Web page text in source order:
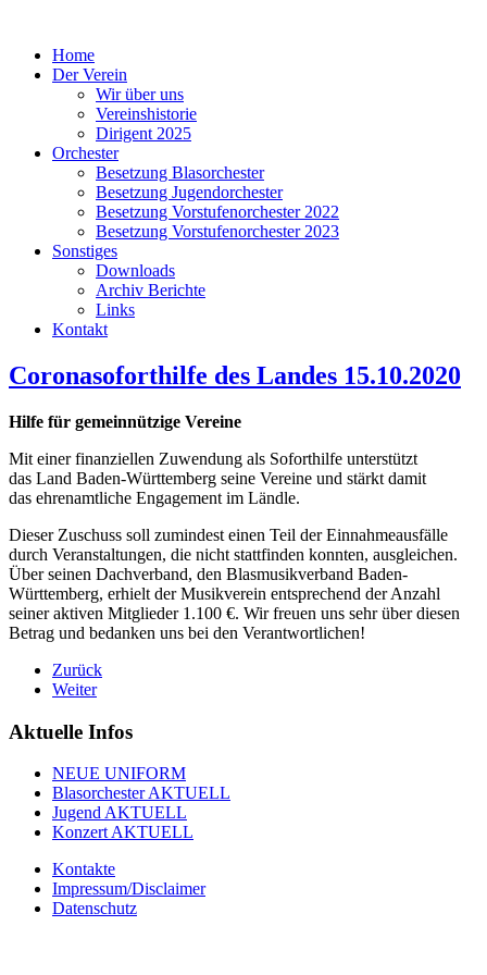
Home
Der Verein
Wir über uns
Vereinshistorie
Dirigent 2025
Orchester
Besetzung Blasorchester
Besetzung Jugendorchester
Besetzung Vorstufenorchester 2022
Besetzung Vorstufenorchester 2023
Sonstiges
Downloads
Archiv Berichte
Links
Kontakt
Coronasoforthilfe des Landes 15.10.2020
Hilfe für gemeinnützige Vereine
Mit einer finanziellen Zuwendung als Soforthilfe unterstützt
das Land Baden-Württemberg seine Vereine und stärkt damit
das ehrenamtliche Engagement im Ländle.
Dieser Zuschuss soll zumindest einen Teil der Einnahmeausfälle
durch Veranstaltungen, die nicht stattfinden konnten, ausgleichen.
Über seinen Dachverband, den Blasmusikverband Baden-
Württemberg, erhielt der Musikverein entsprechend der Anzahl
seiner aktiven Mitglieder 1.100 €. Wir freuen uns sehr über diesen
Betrag und bedanken uns bei den Verantwortlichen!
Zurück
Weiter
Aktuelle Infos
NEUE UNIFORM
Blasorchester AKTUELL
Jugend AKTUELL
Konzert AKTUELL
Kontakte
Impressum/Disclaimer
Datenschutz